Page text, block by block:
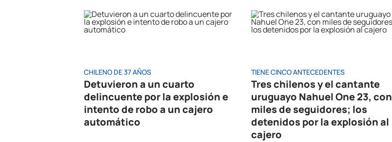
CHILENO DE 37 AÑOS
Detuvieron a un cuarto
delincuente por la explosión e
intento de robo a un cajero
automático
TIENE CINCO ANTECEDENTES
Tres chilenos y el cantante
uruguayo Nahuel One 23, con
miles de seguidores; los
detenidos por la explosión al
cajero